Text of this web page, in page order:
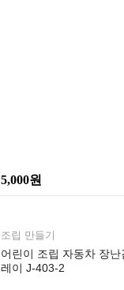
5,000원
조립 만들기
어린이 조립 자동차 장난
레이 J-403-2